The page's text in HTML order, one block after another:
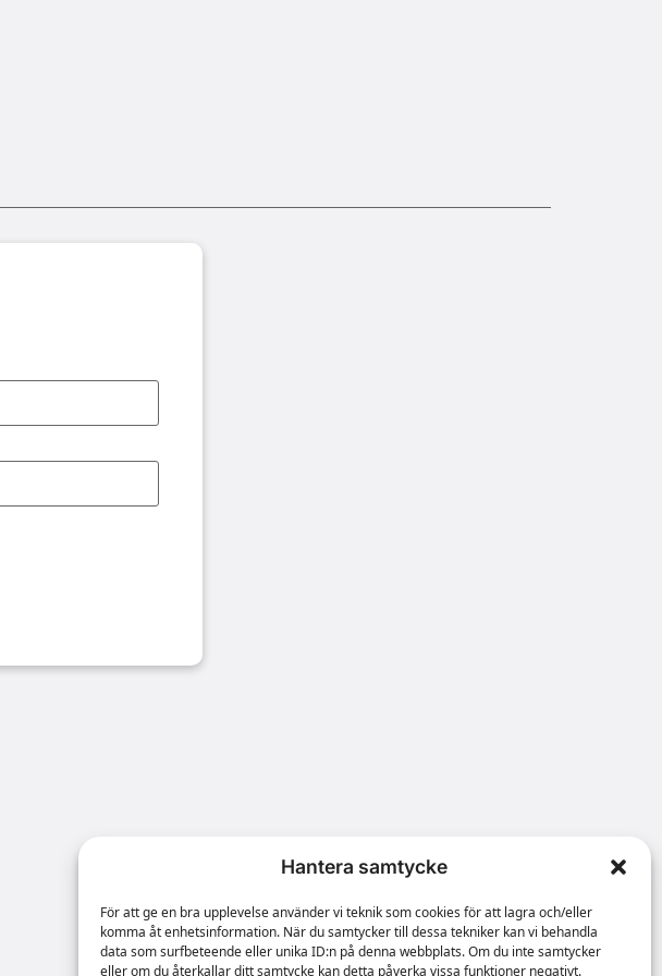
Hantera samtycke
För att ge en bra upplevelse använder vi teknik som cookies för att lagra och/eller
komma åt enhetsinformation. När du samtycker till dessa tekniker kan vi behandla
data som surfbeteende eller unika ID:n på denna webbplats. Om du inte samtycker
eller om du återkallar ditt samtycke kan detta påverka vissa funktioner negativt.